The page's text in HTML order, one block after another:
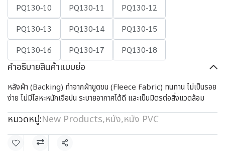
PQ130-10
PQ130-11
PQ130-12
PQ130-13
PQ130-14
PQ130-15
PQ130-16
PQ130-17 PQ130-18
คำอธิบายสินค้าแบบย่อ
หลังผ้า (Backing) ทำจากผ้าขูดขน (Fleece Fabric) ทนทาน ไม่เป็นรอย
ง่าย ไม่มีโลหะหนักเจือปน ระบายอากาศได้ดี และเป็นมิตรต่อสิ่งแวดล้อม
หมวดหมู่:New Products,หนัง,หนัง PVC
แชร์